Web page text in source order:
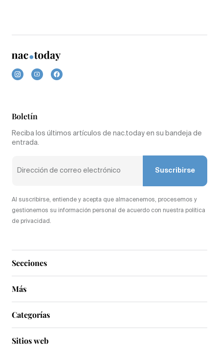
Secciones
Más
Boletín
Reciba los últimos artículos de nac.today en su bandeja de
entrada.
Suscribirse
Al suscribirse, entiende y acepta que almacenemos, procesemos y
gestionemos su información personal de acuerdo con nuestra política
de privacidad.
Categorías
Sitios web